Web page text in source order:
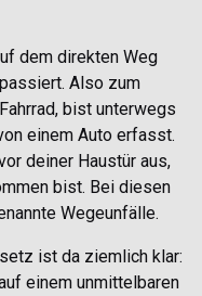
dem direkten Weg
Also zum
bist unterwegs
einem Auto erfasst.
deiner Haustür aus,
bist. Bei diesen
Wegeunfälle.
ist da ziemlich klar:
einem unmittelbaren